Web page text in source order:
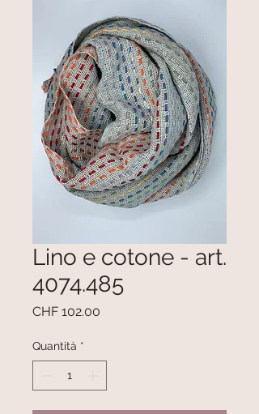
Lino e cotone - art.
4074.485
CHF 102.00
Quantità *